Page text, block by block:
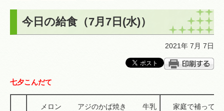
浜田市小中学校ホームページ
今日の給食（7月7日(水)）
2021年 7月 7日
七夕こんだて
メロン アジのかば焼き 牛乳
家庭で補って